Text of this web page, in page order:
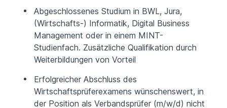
Abgeschlossenes Studium in BWL, Jura,
(Wirtschafts-) Informatik, Digital Business
Management oder in einem MINT-
Studienfach. Zusätzliche Qualifikation durch
Weiterbildungen von Vorteil
Erfolgreicher Abschluss des
Wirtschaftsprüferexamens wünschenswert, in
der Position als Verbandsprüfer (m/w/d) nicht